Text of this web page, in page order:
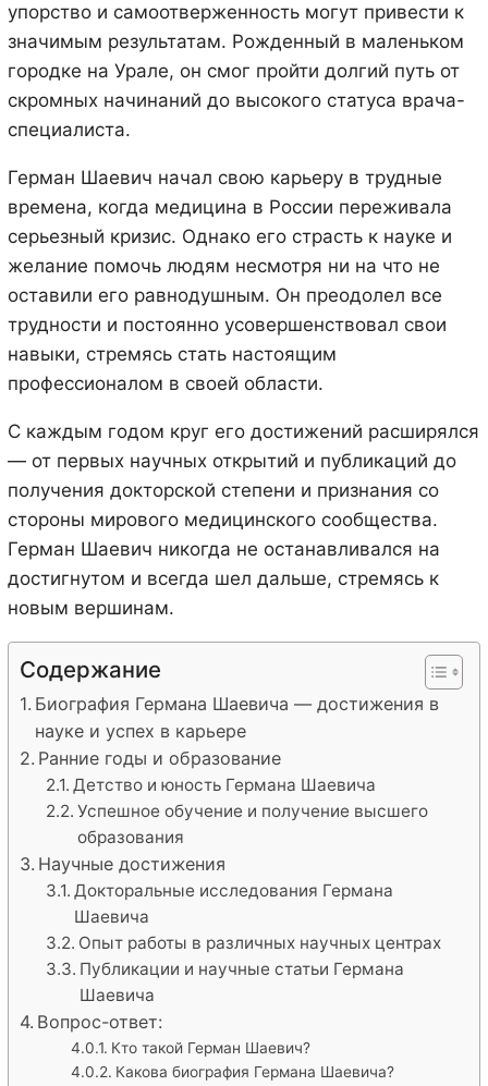
упорство и самоотверженность могут привести к
значимым результатам. Рожденный в маленьком
городке на Урале, он смог пройти долгий путь от
скромных начинаний до высокого статуса врача-
специалиста.
Герман Шаевич начал свою карьеру в трудные
времена, когда медицина в России переживала
серьезный кризис. Однако его страсть к науке и
желание помочь людям несмотря ни на что не
оставили его равнодушным. Он преодолел все
трудности и постоянно усовершенствовал свои
навыки, стремясь стать настоящим
профессионалом в своей области.
С каждым годом круг его достижений расширялся
— от первых научных открытий и публикаций до
получения докторской степени и признания со
стороны мирового медицинского сообщества.
Герман Шаевич никогда не останавливался на
достигнутом и всегда шел дальше, стремясь к
новым вершинам.
Содержание
Биография Германа Шаевича — достижения в
науке и успех в карьере
Ранние годы и образование
Детство и юность Германа Шаевича
Успешное обучение и получение высшего
образования
Научные достижения
Докторальные исследования Германа
Шаевича
Опыт работы в различных научных центрах
Публикации и научные статьи Германа
Шаевича
Вопрос-ответ:
Кто такой Герман Шаевич?
Какова биография Германа Шаевича?